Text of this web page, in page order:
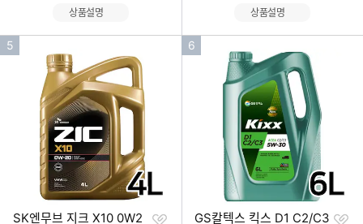
상품설명 상품설명
인
5
SK엔무브 지크 X10 0W2
찜
인
6
GS칼텍스 킥스 D1 C2/C3
찜